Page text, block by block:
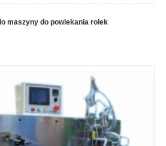
maszyny do powlekania rolek